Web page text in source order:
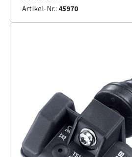
Artikel-Nr.: 45970